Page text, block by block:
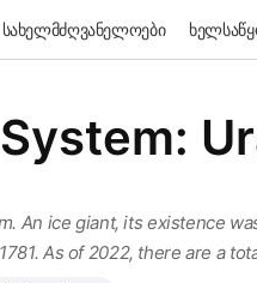
სახელმძღვანელოები
An ice giant, its existence
As of 2022, there are a